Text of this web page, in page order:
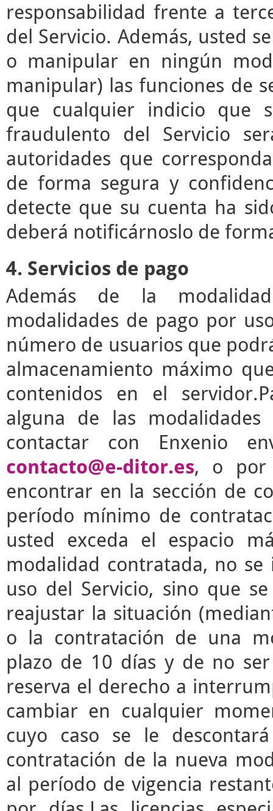
responsabilidad frente a
del Servicio. Además, usted
o manipular en ningún
manipular) las funciones de
que cualquier indicio que
fraudulento del Servicio
autoridades que
de forma segura y
detecte que su cuenta ha
deberá notificárnoslo de
4. Servicios de pago
Además de la
modalidades de pago por
número de usuarios que
almacenamiento máximo
contenidos en el
alguna de las
contactar con Enxenio
contacto@e-ditor.es, o por
encontrar en la sección de
período mínimo de
usted exceda el espacio
modalidad contratada, no
uso del Servicio, sino que
reajustar la situación
o la contratación de una
plazo de 10 días y de no
reserva el derecho a
cambiar en cualquier
cuyo caso se le
contratación de la nueva
al período de vigencia